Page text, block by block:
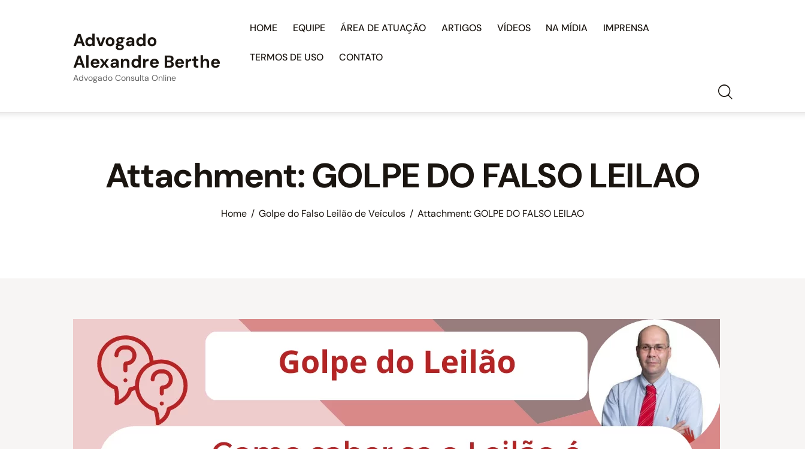
Advogado
Alexandre Berthe
Advogado Consulta Online
HOME EQUIPE ÁREA DE ATUAÇÃO ARTIGOS VÍDEOS NA MÍDIA IMPRENSA
TERMOS DE USO CONTATO
Attachment: GOLPE DO FALSO LEILAO
Home Golpe do Falso Leilão de Veículos Attachment: GOLPE DO FALSO LEILAO